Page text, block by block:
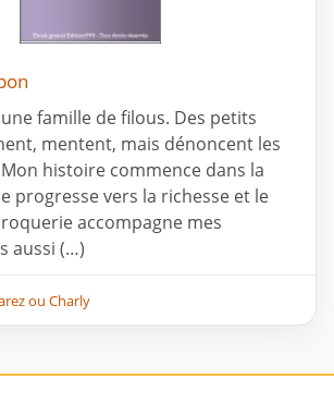
famille de filous. Des petits
mentent, mais dénoncent les
histoire commence dans la
progresse vers la richesse et le
accompagne mes
aussi (…)
ou Charly